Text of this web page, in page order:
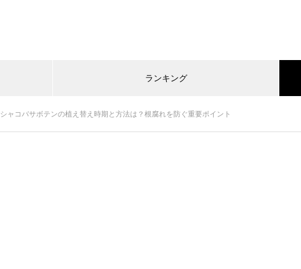
ランキング
シャコバサボテンの植え替え時期と方法は？根腐れを防ぐ重要ポイント